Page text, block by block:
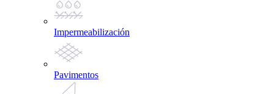
Impermeabilización
Pavimentos